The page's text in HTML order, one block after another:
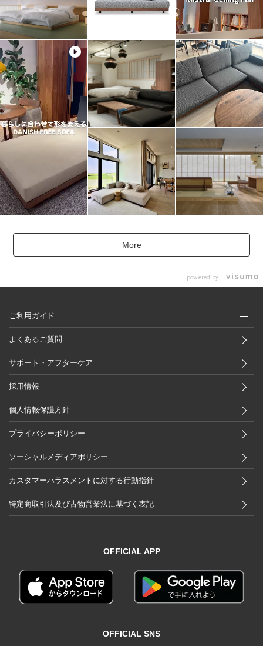
More
powered by
ご利用ガイド
よくあるご質問
サポート・アフターケア
採用情報
個人情報保護方針
プライバシーポリシー
ソーシャルメディアポリシー
カスタマーハラスメントに対する行動指針
特定商取引法及び古物営業法に基づく表記
OFFICIAL APP
OFFICIAL SNS